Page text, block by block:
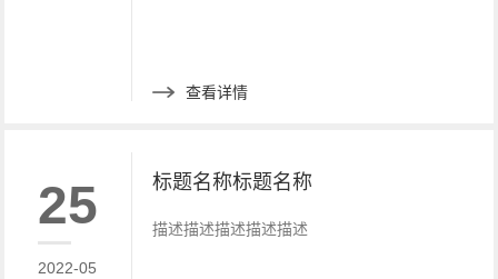
查看详情
25
2022-05
标题名称标题名称
描述描述描述描述描述